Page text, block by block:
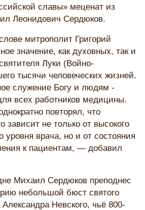
славы» меценат из
Леонидович Сердюков.
митрополит Григорий
значение, как духовных, так и
Луки (Войно-
тысячи человеческих жизней.
служение Богу и людям -
всех работников медицины.
повторял, что
зависит не только от высокого
уровня врача, но и от состояния
к пациентам, — добавил
Михаил Сердюков преподнес
небольшой бюст святого
Александра Невского, чьё 800-